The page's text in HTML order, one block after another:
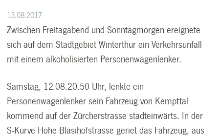
13.08.2017
Zwischen Freitagabend und Sonntagmorgen ereignete
sich auf dem Stadtgebiet Winterthur ein Verkehrsunfall
mit einem alkoholisierten Personenwagenlenker.
Samstag, 12.08.20.50 Uhr, lenkte ein
Personenwagenlenker sein Fahrzeug von Kempttal
kommend auf der Zürcherstrasse stadteinwärts. In der
S-Kurve Höhe Bläsihofstrasse geriet das Fahrzeug, aus